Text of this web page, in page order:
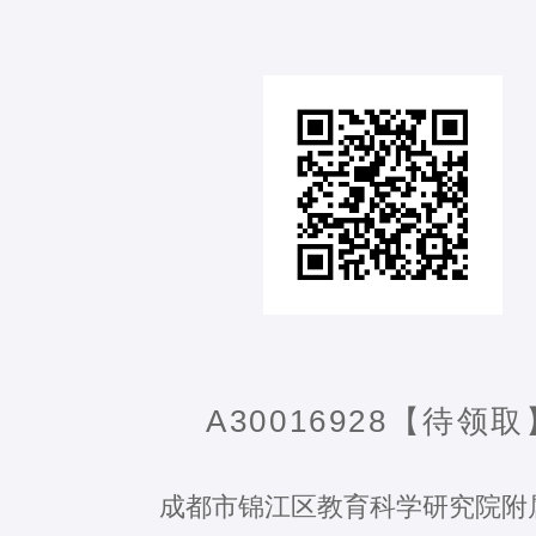
A30016928【待领取
成都市锦江区教育科学研究院附